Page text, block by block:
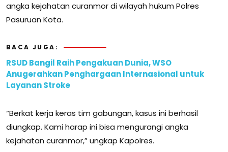
angka kejahatan curanmor di wilayah hukum Polres
Pasuruan Kota.
BACA JUGA:
RSUD Bangil Raih Pengakuan Dunia, WSO
Anugerahkan Penghargaan Internasional untuk
Layanan Stroke
“Berkat kerja keras tim gabungan, kasus ini berhasil
diungkap. Kami harap ini bisa mengurangi angka
kejahatan curanmor,” ungkap Kapolres.